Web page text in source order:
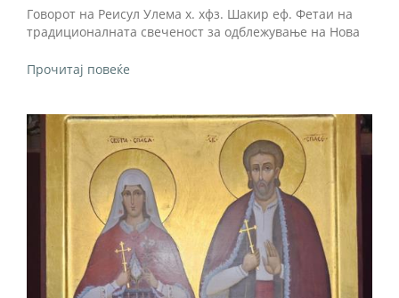
Говорот на Реисул Улема х. хфз. Шакир еф. Фетаи на
традиционалната свеченост за одблежување на Нова
Прочитај повеќе